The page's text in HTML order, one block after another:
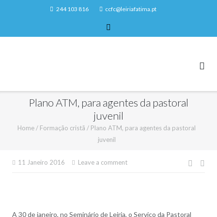
244 103 816 ccfc@leiriafatima.pt
Plano ATM, para agentes da pastoral
juvenil
Home / Formação cristã / Plano ATM, para agentes da pastoral
juvenil
11 Janeiro 2016 Leave a comment
A 30 de janeiro, no Seminário de Leiria, o Serviço da Pastoral